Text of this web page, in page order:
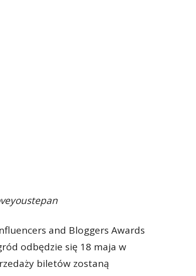
and Bloggers Awards
odbędzie się 18 maja w
biletów zostaną